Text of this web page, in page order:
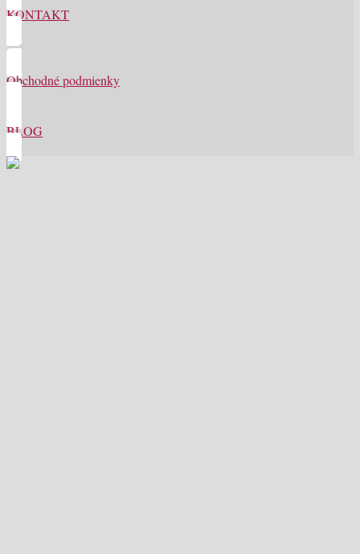
KONTAKT
Obchodné podmienky
BLOG